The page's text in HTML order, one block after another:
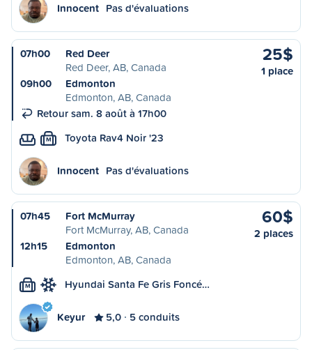
Innocent Pas d'évaluations
07h00
Red Deer
Red Deer, AB, Canada
09h00
Edmonton
Edmonton, AB, Canada
Retour sam. 8 août à 17h00
25$
1 place
M Toyota Rav4 Noir '23
Innocent Pas d'évaluations
07h45
Fort McMurray
Fort McMurray, AB, Canada
12h15
Edmonton
Edmonton, AB, Canada
60$
2 places
M Hyundai Santa Fe Gris Foncé…
Keyur 5,0 5 conduits